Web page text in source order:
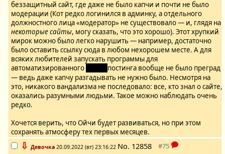
беззащитный сайт, где даже не было капчи и почти не было
модерации (Кот редко логинился в админку, а отдельного
должностного лица «модератор» не существовало — и, глядя на
некоторые сайты, могу сказать, что это хорошо). Этот хрупкий
мирок можно было легко нарушить — например, достаточно
было оставить ссылку сюда в любом нехорошем месте. А для
всяких любителей запускать программы для
автоматизированного
постинга вообще не было преград
— ведь даже капчу разгадывать не нужно было. Несмотря на
это, никакого вандализма не последовало: все, кто знал о сайте,
оказались разумными людьми. Такое можно наблюдать очень
редко.
Хочется верить, что Ойчи будет развиваться, но при этом
сохранять атмосферу тех первых месяцев.
⇩ Девочка 20.09.2022 (вт) 23:16:22 No. 12858